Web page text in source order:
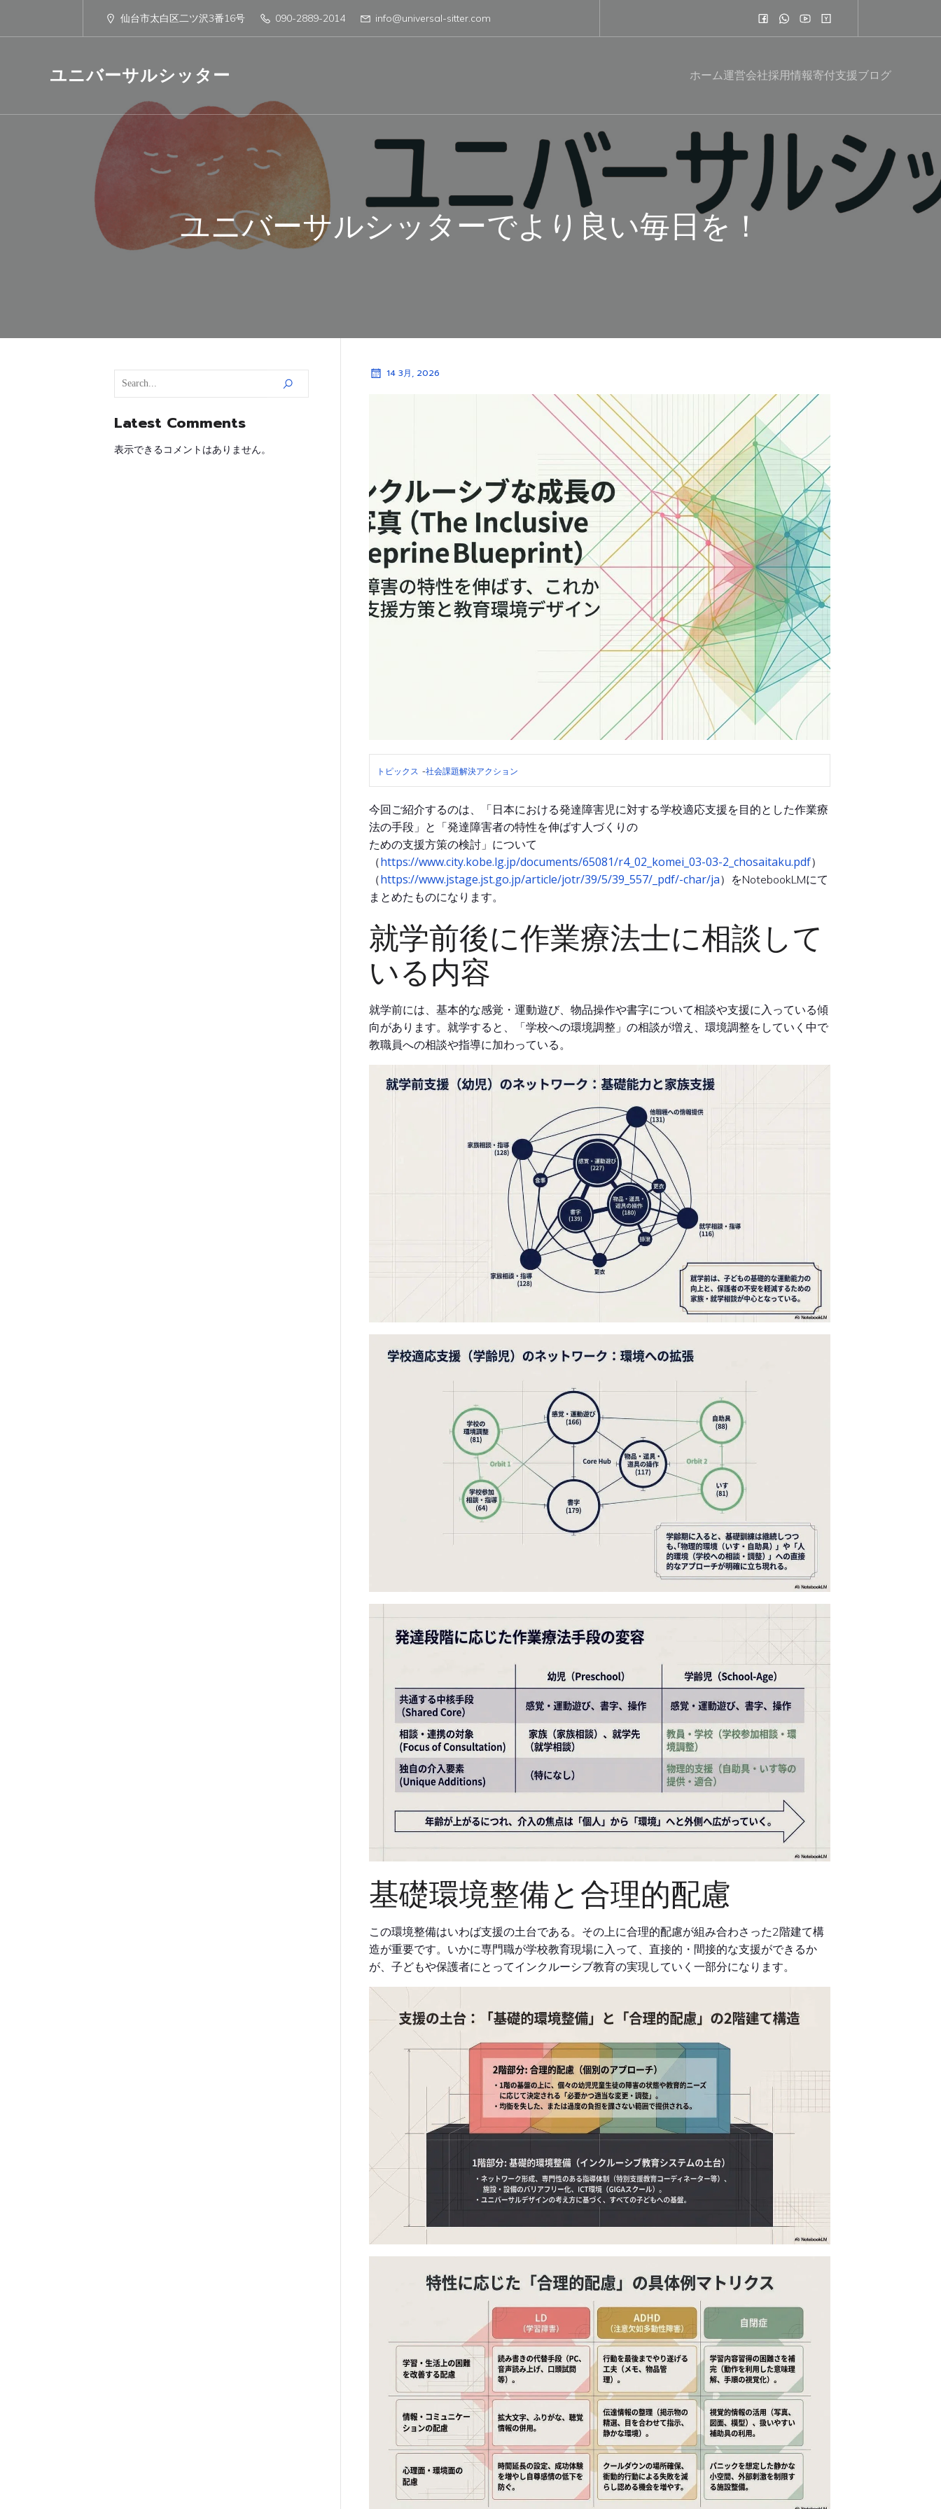
仙台市太白区二ツ沢3番16号 090-2889-2014 info@universal-sitter.com
ユニバーサルシッター ホーム運営会社採用情報寄付支援ブログ
ユニバーサルシッターでより良い毎日を！
Latest Comments
表示できるコメントはありません。
14 3月, 2026
トピックス -社会課題解決アクション
今回ご紹介するのは、「日本における発達障害児に対する学校適応支援を目的とした作業療
法の手段」と「発達障害者の特性を伸ばす人づくりの
ための支援方策の検討」について
（https://www.city.kobe.lg.jp/documents/65081/r4_02_komei_03-03-2_chosaitaku.pdf）
（https://www.jstage.jst.go.jp/article/jotr/39/5/39_557/_pdf/-char/ja）をNotebookLMにて
まとめたものになります。
就学前後に作業療法士に相談して
いる内容
就学前には、基本的な感覚・運動遊び、物品操作や書字について相談や支援に入っている傾
向があります。就学すると、「学校への環境調整」の相談が増え、環境調整をしていく中で
教職員への相談や指導に加わっている。
基礎環境整備と合理的配慮
この環境整備はいわば支援の土台である。その上に合理的配慮が組み合わさった2階建て構
造が重要です。いかに専門職が学校教育現場に入って、直接的・間接的な支援ができるか
が、子どもや保護者にとってインクルーシブ教育の実現していく一部分になります。